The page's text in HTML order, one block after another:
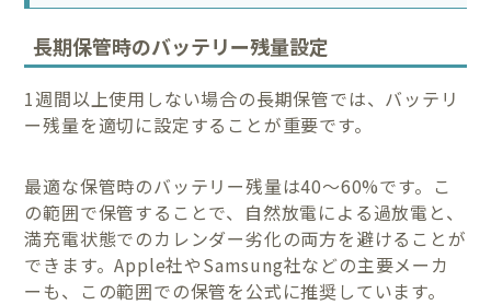
長期保管時のバッテリー残量設定
1週間以上使用しない場合の長期保管では、バッテリ
ー残量を適切に設定することが重要です。
最適な保管時のバッテリー残量は40〜60%です。こ
の範囲で保管することで、自然放電による過放電と、
満充電状態でのカレンダー劣化の両方を避けることが
できます。Apple社やSamsung社などの主要メーカ
ーも、この範囲での保管を公式に推奨しています。